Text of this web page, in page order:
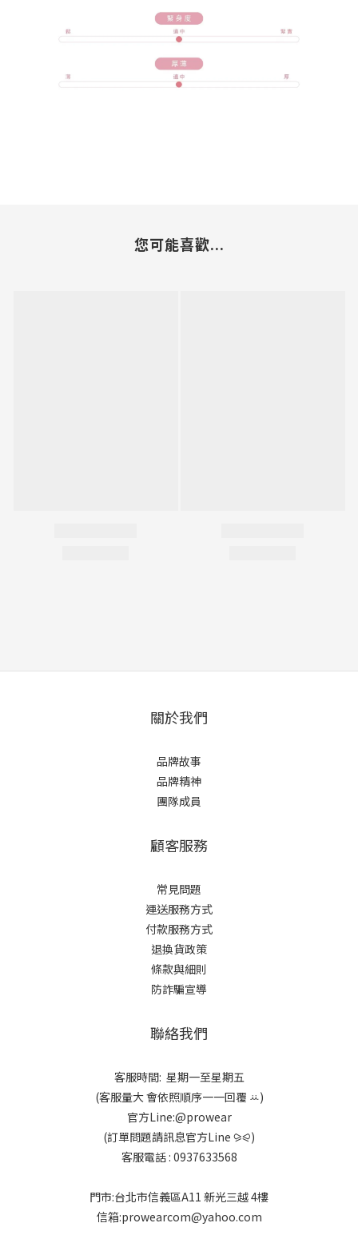
您可能喜歡...
關於我們
品牌故事
品牌精神
團隊成員
顧客服務
常見問題
運送服務方式
付款服務方式
退換貨政策
條款與細則
防詐騙宣導
聯絡我們
客服時間: 星期一至星期五
(客服量大 會依照順序一一回覆 ꕁ)
官方Line:@prowear
(訂單問題請訊息官方Line ⪩⪨)
客服電話 : 0937633568
門市:台北市信義區A11 新光三越 4樓
信箱:prowearcom@yahoo.com